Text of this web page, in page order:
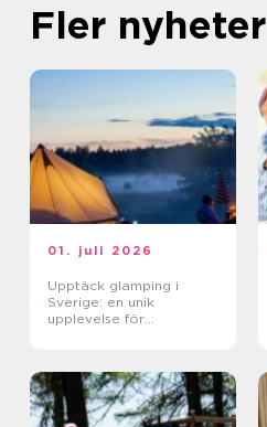
Fler nyheter
01. juli 2026
Upptäck glamping i
Sverige: en unik
upplevelse för